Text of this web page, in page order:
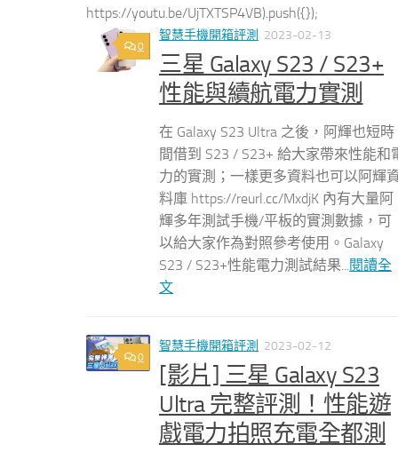
https://youtu.be/UjTXTSP4VB).push({});
0
智慧手機開箱評測 2023-02-13
三星 Galaxy S23 / S23+
性能與續航電力實測
在 Galaxy S23 Ultra 之後，阿輝也短時
間借到 S23 / S23+ 給大家帶來性能和
力的實測；一樣更多資料也可以阿輝
料庫 https://reurl.cc/MxdjK 內有大量阿
輝多年測試手機/平板的實測數據，可
以給大家作為對照參考使用。Galaxy
S23 / S23+性能電力測試結果...閱讀全
文
0
智慧手機開箱評測 2023-02-12
[影片] 三星 Galaxy S23
Ultra 完整評測！性能遊
戲電力拍照充電全都測